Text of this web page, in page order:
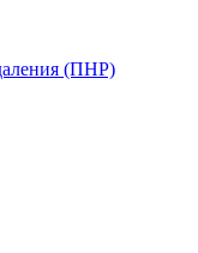
(ПНР)